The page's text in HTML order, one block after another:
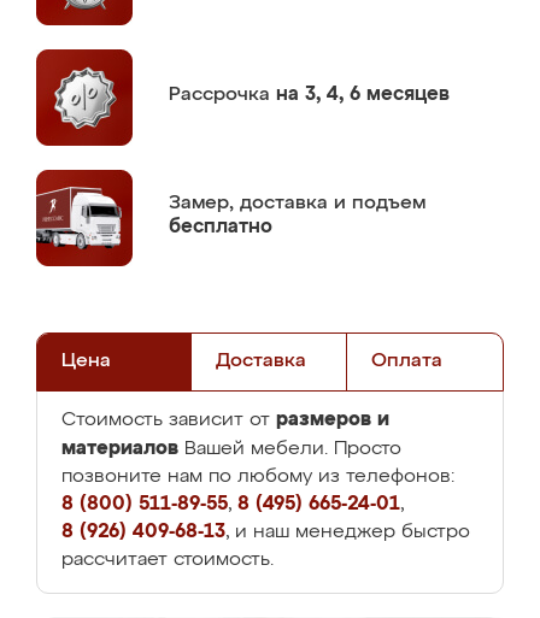
Рассрочка на 3, 4, 6 месяцев
Замер, доставка и подъем
бесплатно
Цена Доставка Оплата
Стоимость зависит от размеров и
материалов Вашей мебели. Просто
позвоните нам по любому из телефонов:
8 (800) 511-89-55, 8 (495) 665-24-01,
8 (926) 409-68-13, и наш менеджер быстро
рассчитает стоимость.